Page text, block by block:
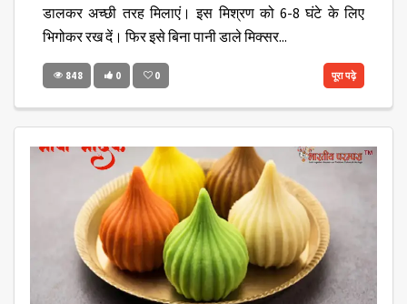
डालकर अच्छी तरह मिलाएं। इस मिश्रण को 6-8 घंटे के लिए
भिगोकर रख दें। फिर इसे बिना पानी डाले मिक्सर...
848 0 0 पूरा पढ़े